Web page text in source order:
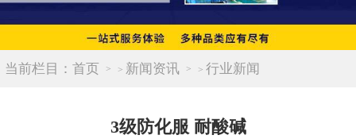
当前栏目： 首页 > 新闻资讯 > 行业新闻
3级防化服 耐酸碱